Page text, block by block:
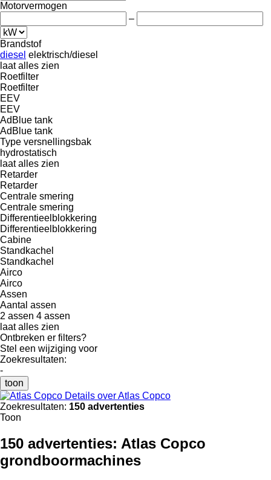
Motorvermogen
–
Brandstof
diesel elektrisch/diesel
laat alles zien
Roetfilter
Roetfilter
EEV
EEV
AdBlue tank
AdBlue tank
Type versnellingsbak
hydrostatisch
laat alles zien
Retarder
Retarder
Centrale smering
Centrale smering
Differentieelblokkering
Differentieelblokkering
Cabine
Standkachel
Standkachel
Airco
Airco
Assen
Aantal assen
2 assen 4 assen
laat alles zien
Ontbreken er filters?
Stel een wijziging voor
Zoekresultaten:
-
toon
Details over Atlas Copco
Zoekresultaten: 150 advertenties
Toon
150 advertenties: Atlas Copco
grondboormachines